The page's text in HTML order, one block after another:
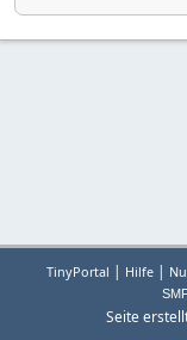
TinyPortal | Hilfe |
Seite